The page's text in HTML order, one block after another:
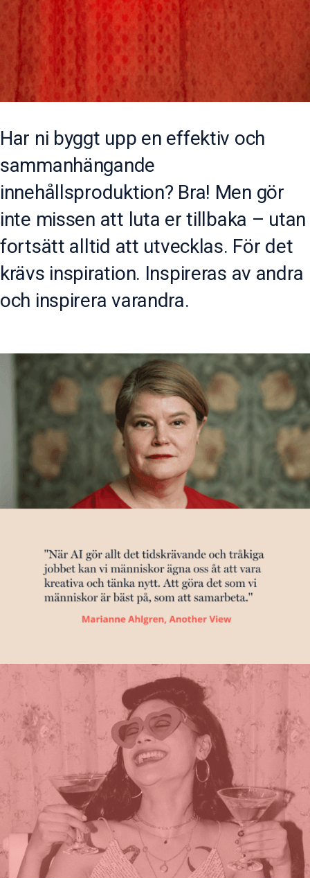
Har ni byggt upp en effektiv och
sammanhängande
innehållsproduktion? Bra! Men gör
inte missen att luta er tillbaka – utan
fortsätt alltid att utvecklas. För det
krävs inspiration. Inspireras av andra
och inspirera varandra.